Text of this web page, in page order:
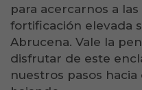
para acercarnos a
fortificación elevada
Abrucena. Vale la
disfrutar de este
nuestros pasos